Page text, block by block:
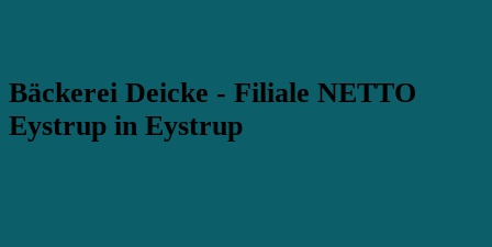
Bäckerei Deicke - Filiale NETTO
Eystrup in Eystrup